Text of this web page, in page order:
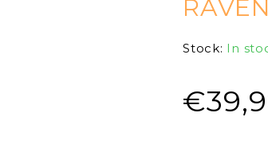
Stock: In
€